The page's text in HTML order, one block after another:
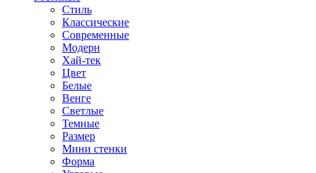
Стиль
Классические
Современные
Модерн
Хай-тек
Цвет
Белые
Венге
Светлые
Темные
Размер
Мини стенки
Форма